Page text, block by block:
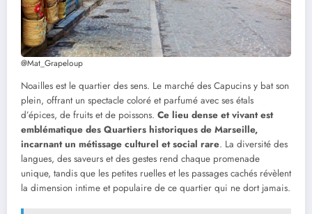
@Mat_Grapeloup
Noailles est le quartier des sens. Le marché des Capucins y bat son
plein, offrant un spectacle coloré et parfumé avec ses étals
d’épices, de fruits et de poissons. Ce lieu dense et vivant est
emblématique des Quartiers historiques de Marseille,
incarnant un métissage culturel et social rare. La diversité des
langues, des saveurs et des gestes rend chaque promenade
unique, tandis que les petites ruelles et les passages cachés révèlent
la dimension intime et populaire de ce quartier qui ne dort jamais.